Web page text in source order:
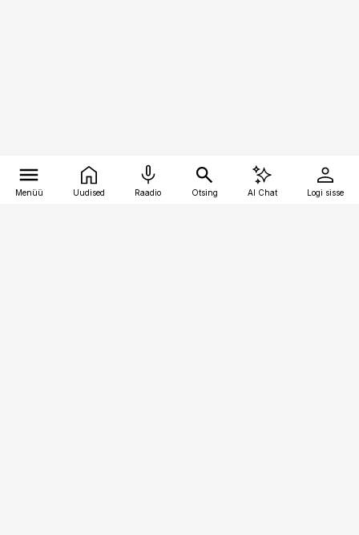
Menüü Uudised Raadio Otsing AI Chat Logi sisse